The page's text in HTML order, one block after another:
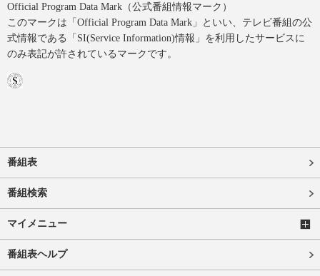
Official Program Data Mark（公式番組情報マーク）
このマークは「Official Program Data Mark」といい、テレビ番組の公
式情報である「SI(Service Information)情報」を利用したサービスに
のみ表記が許されているマークです。
番組表
番組検索
マイメニュー
番組表ヘルプ